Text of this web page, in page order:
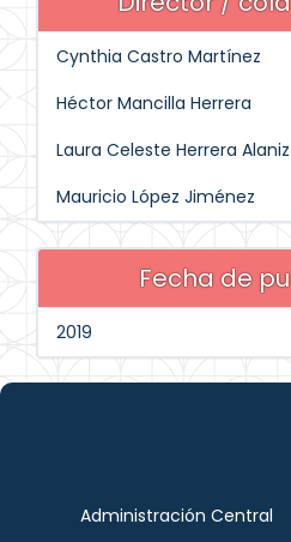
Cynthia Castro Martínez
Héctor Mancilla Herrera
Laura Celeste Herrera Alaniz
Mauricio López Jiménez
Fecha de
2019
Administración Central